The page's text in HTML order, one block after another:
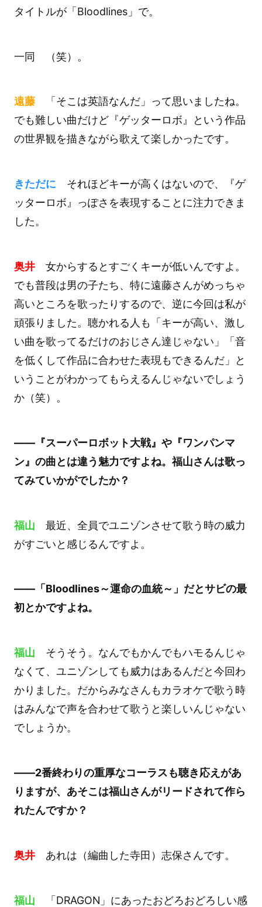
タイトルが「Bloodlines」で。
一同 （笑）。
遠藤「そこは英語なんだ」って思いましたね。
でも難しい曲だけど『ゲッターロボ』という作品
の世界観を描きながら歌えて楽しかったです。
きただに それほどキーが高くはないので、『ゲ
ッターロボ』っぽさを表現することに注力できま
した。
奥井女からするとすごくキーが低いんですよ。
でも普段は男の子たち、特に遠藤さんがめっちゃ
高いところを歌ったりするので、逆に今回は私が
頑張りました。聴かれる人も「キーが高い、激し
い曲を歌ってるだけのおじさん達じゃない」「音
を低くして作品に合わせた表現もできるんだ」と
いうことがわかってもらえるんじゃないでしょう
か（笑）。
――『スーパーロボット大戦』や『ワンパンマ
ン』の曲とは違う魅力ですよね。福山さんは歌っ
てみていかがでしたか？
福山 最近、全員でユニゾンさせて歌う時の威力
がすごいと感じるんですよ。
――「Bloodlines～運命の血統～」だとサビの最
初とかですよね。
福山 そうそう。なんでもかんでもハモるんじゃ
なくて、ユニゾンしても威力はあるんだと今回わ
かりました。だからみなさんもカラオケで歌う時
はみんなで声を合わせて歌うと楽しいんじゃない
でしょうか。
――2番終わりの重厚なコーラスも聴き応えがあ
りますが、あそこは福山さんがリードされて作ら
れたんですか？
奥井あれは（編曲した寺田）志保さんです。
福山 「DRAGON」にあったおどろおどろしい感